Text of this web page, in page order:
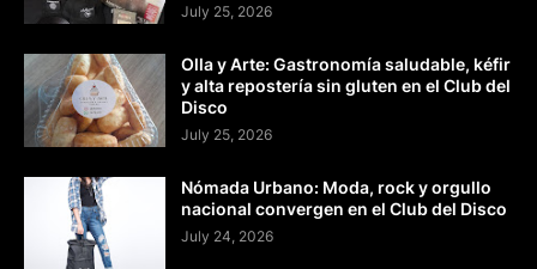
July 25, 2026
Olla y Arte: Gastronomía saludable, kéfir
y alta repostería sin gluten en el Club del
Disco
July 25, 2026
Nómada Urbano: Moda, rock y orgullo
nacional convergen en el Club del Disco
July 24, 2026